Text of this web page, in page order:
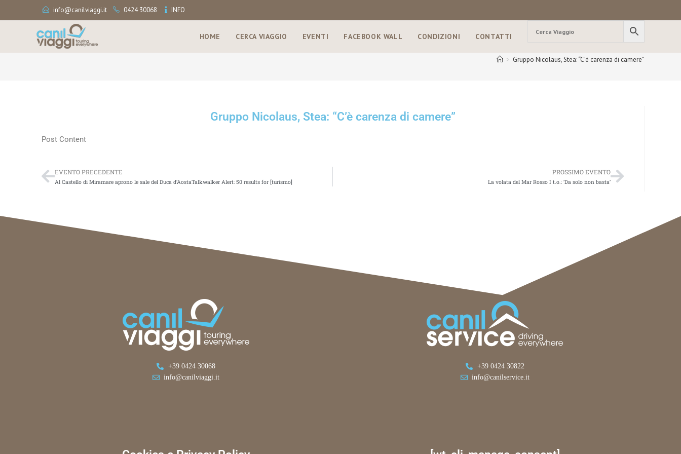
info@canilviaggi.it 0424 30068 INFO
HOME CERCA VIAGGIO EVENTI FACEBOOK WALL CONDIZIONI CONTATTI
> Gruppo Nicolaus, Stea: “C’è carenza di camere”
Gruppo Nicolaus, Stea: “C’è carenza di camere”
Post Content
EVENTO PRECEDENTE
Al Castello di Miramare aprono le sale del Duca d’AostaTalkwalker Alert: 50 results for [turismo]
PROSSIMO EVENTO
La volata del Mar Rosso I t.o.: ‘Da solo non basta’
+39 0424 30068
info@canilviaggi.it
+39 0424 30822
info@canilservice.it